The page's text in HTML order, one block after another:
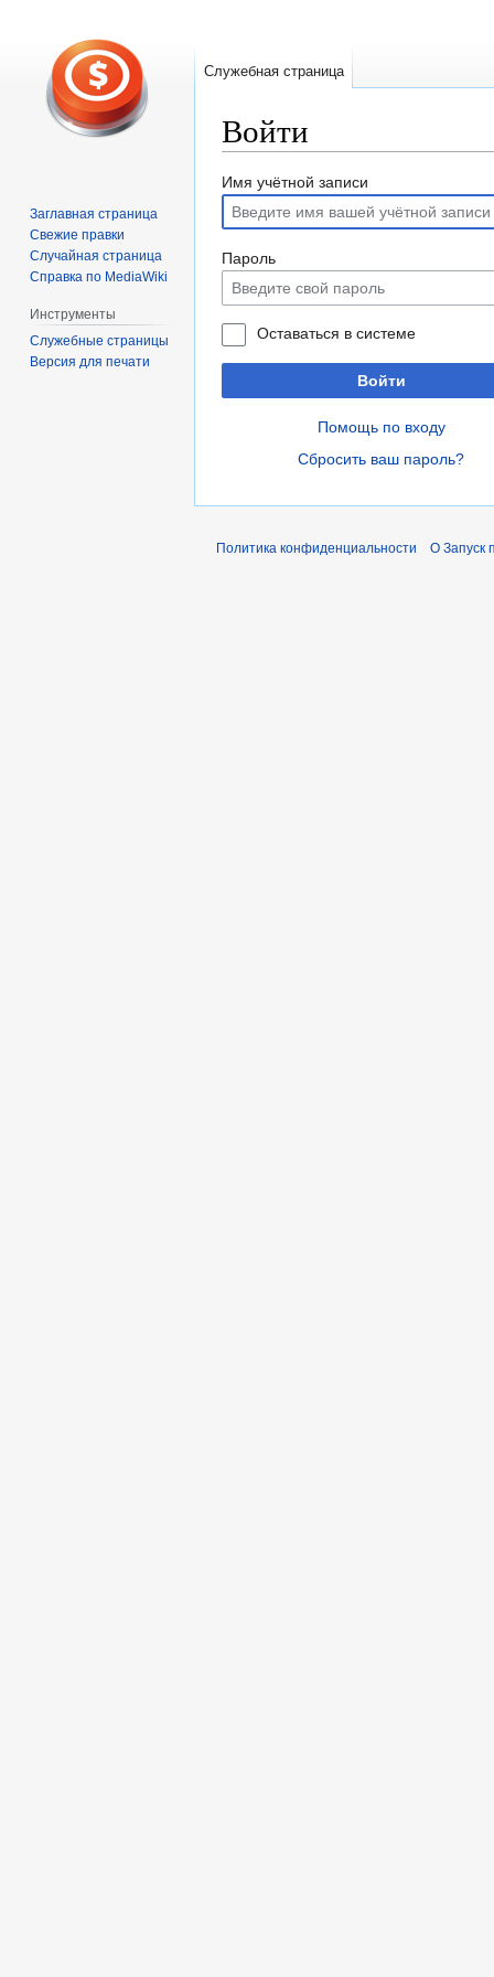
Войти
Перейти
навигации
Перейти
поиску
Имя учётной записи
Пароль
Оставаться в системе
Войти
Помощь по входу
Сбросить ваш пароль?
Служебная страница
Заглавная страница
Свежие правки
Случайная страница
Справка по MediaWiki
Инструменты
Служебные страницы
Версия для печати
Политика конфиденциальности О Запуск